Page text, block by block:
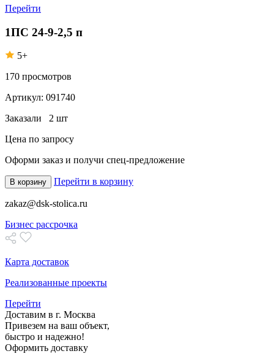
Перейти
1ПС 24-9-2,5 п
5+
170 просмотров
Артикул: 091740
Заказали 2 шт
Цена по запросу
Оформи заказ и получи спец-предложение
В корзину Перейти в корзину
zakaz@dsk-stolica.ru
Бизнес рассрочка
Карта доставок
Реализованные проекты
Перейти
Доставим в г. Москва
Привезем на ваш объект,
быстро и надежно!
Оформить доставку